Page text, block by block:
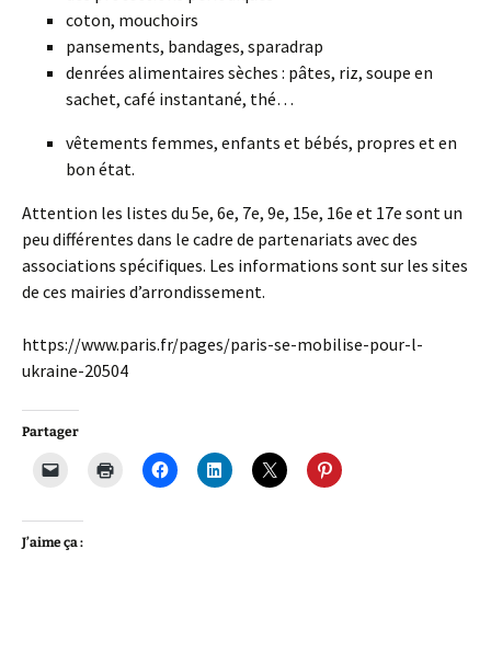
coton, mouchoirs
pansements, bandages, sparadrap
denrées alimentaires sèches : pâtes, riz, soupe en
sachet, café instantané, thé…
vêtements femmes, enfants et bébés, propres et en
bon état.
Attention les listes du 5e, 6e, 7e, 9e, 15e, 16e et 17e sont un
peu différentes dans le cadre de partenariats avec des
associations spécifiques. Les informations sont sur les sites
de ces mairies d’arrondissement.
https://www.paris.fr/pages/paris-se-mobilise-pour-l-
ukraine-20504
Partager
J’aime ça :